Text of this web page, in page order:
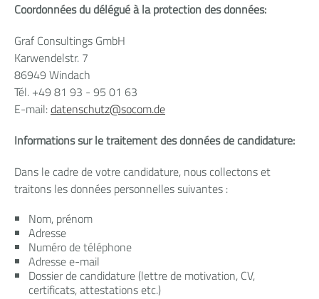
Coordonnées du délégué à la protection des données:
Graf Consultings GmbH
Karwendelstr. 7
86949 Windach
Tél. +49 81 93 - 95 01 63
E-mail:datenschutz@socom.de
Informations sur le traitement des données de candidature:
Dans le cadre de votre candidature, nous collectons et
traitons les données personnelles suivantes :
Nom, prénom
Adresse
Numéro de téléphone
Adresse e-mail
Dossier de candidature (lettre de motivation, CV,
certificats, attestations etc.)